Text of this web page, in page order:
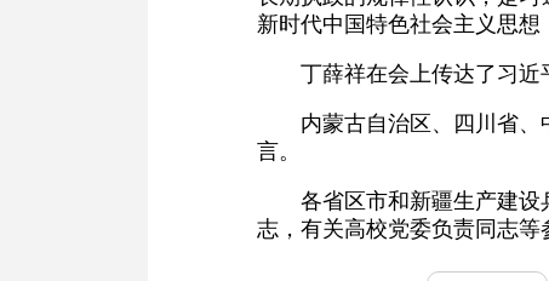
新时代中国特色社会主义思想
丁薛祥在会上传达了习近
内蒙古自治区、四川省
言。
各省区市和新疆生产建
志，有关高校党委负责同志等